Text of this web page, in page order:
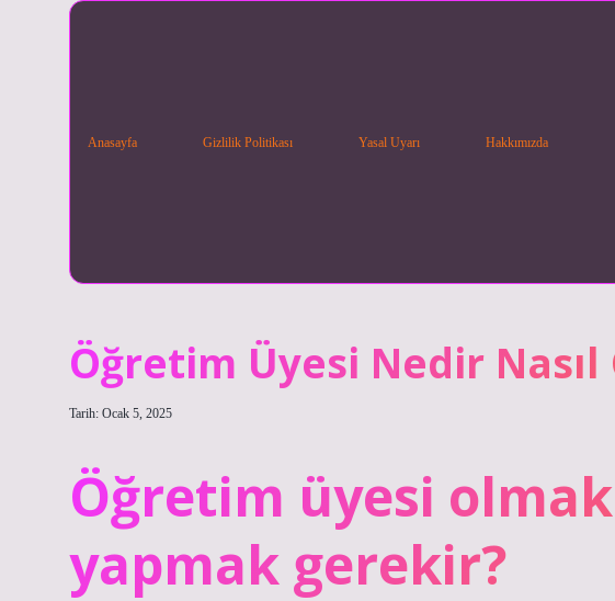
Anasayfa Gizlilik Politikası Yasal Uyarı Hakkımızda
Öğretim Üyesi Nedir
Tarih: Ocak 5, 2025
Öğretim üyesi
yapmak gerekir?